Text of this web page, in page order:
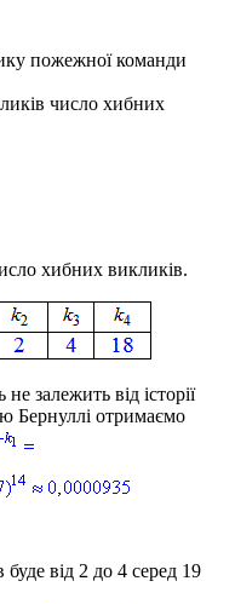
пожежної команди
число хибних
хибних викликів.
залежить від історії
Бернуллі отримаємо
від 2 до 4 серед 19